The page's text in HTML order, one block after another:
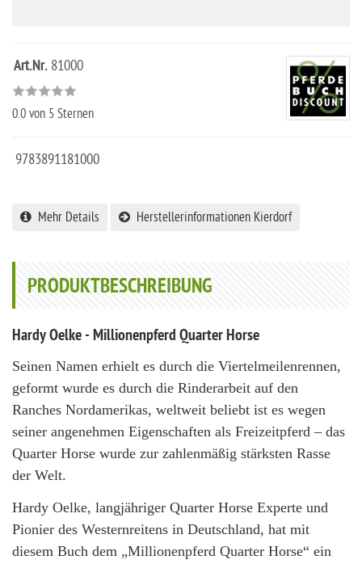
Art.Nr. 81000
0.0 von 5 Sternen
9783891181000
Mehr Details Herstellerinformationen Kierdorf
PRODUKTBESCHREIBUNG
Hardy Oelke - Millionenpferd Quarter Horse
Seinen Namen erhielt es durch die Viertelmeilenrennen,
geformt wurde es durch die Rinderarbeit auf den
Ranches Nordamerikas, weltweit beliebt ist es wegen
seiner angenehmen Eigenschaften als Freizeitpferd – das
Quarter Horse wurde zur zahlenmäßig stärksten Rasse
der Welt.
Hardy Oelke, langjähriger Quarter Horse Experte und
Pionier des Westernreitens in Deutschland, hat mit
diesem Buch dem „Millionenpferd Quarter Horse“ ein